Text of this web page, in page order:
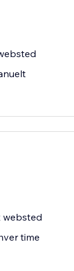
websted
time